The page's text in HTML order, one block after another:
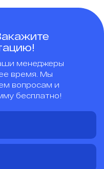
менеджеры
время. Мы
вопросам и
бесплатно!